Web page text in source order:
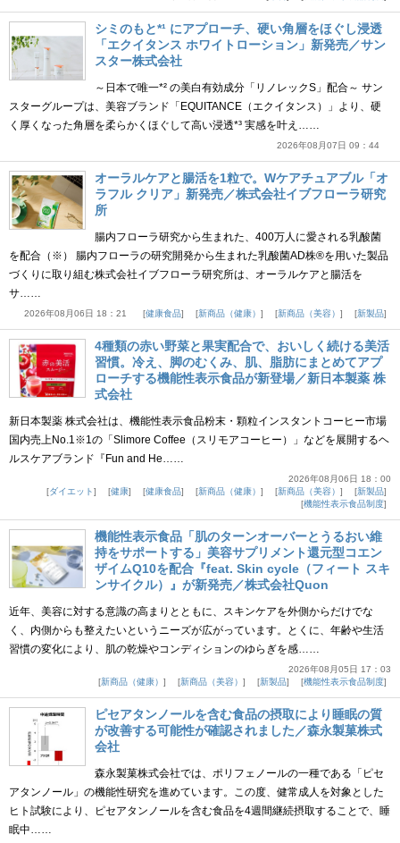
シミのもと*¹ にアプローチ、硬い角層をほぐし浸透
「エクイタンス ホワイトローション」新発売／サン
スター株式会社
～日本で唯一*² の美白有効成分「リノレックS」配合～ サン
スターグループは、美容ブランド「EQUITANCE（エクイタンス）」より、硬
く厚くなった角層を柔らかくほぐして高い浸透*³ 実感を叶え……
2026年08月07日 09：44
オーラルケアと腸活を1粒で。Wケアチュアブル「オ
ラフル クリア」新発売／株式会社イブフローラ研究
所
腸内フローラ研究から生まれた、400万人に愛される乳酸菌
を配合（※） 腸内フローラの研究開発から生まれた乳酸菌AD株®を用いた製品
づくりに取り組む株式会社イブフローラ研究所は、オーラルケアと腸活を
サ……
2026年08月06日 18：21 健康食品 新商品（健康） 新商品（美容） 新製品
4種類の赤い野菜と果実配合で、おいしく続ける美活
習慣。冷え、脚のむくみ、肌、脂肪にまとめてアプ
ローチする機能性表示食品が新登場／新日本製薬 株
式会社
新日本製薬 株式会社は、機能性表示食品粉末・顆粒インスタントコーヒー市場
国内売上No.1※1の「Slimore Coffee（スリモアコーヒー）」などを展開するヘ
ルスケアブランド『Fun and He……
2026年08月06日 18：00
ダイエット
健康 健康食品 新商品（健康） 新商品（美容）
新製品
機能性表示食品制度
機能性表示食品「肌のターンオーバーとうるおい維
持をサポートする」美容サプリメント還元型コエン
ザイムQ10を配合『feat. Skin cycle（フィート スキ
ンサイクル）』が新発売／株式会社Quon
近年、美容に対する意識の高まりとともに、スキンケアを外側からだけでな
く、内側からも整えたいというニーズが広がっています。とくに、年齢や生活
習慣の変化により、肌の乾燥やコンディションのゆらぎを感……
2026年08月05日 17：03
新商品（健康）
新商品（美容） 新製品 機能性表示食品制度
ピセアタンノールを含む食品の摂取により睡眠の質
が改善する可能性が確認されました／森永製菓株式
会社
森永製菓株式会社では、ポリフェノールの一種である「ピセ
アタンノール」の機能性研究を進めています。この度、健常成人を対象とした
ヒト試験により、ピセアタンノールを含む食品を4週間継続摂取することで、睡
眠中……